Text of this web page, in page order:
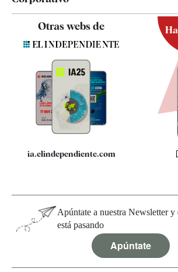
Contacto
Quiénes somos
Especificaciones
Otras webs de
ia.elindependiente.com
Apúntate a nuestra Newsletter y
está pasando
Apúntate